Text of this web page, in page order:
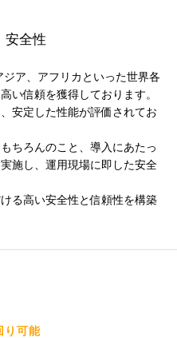
安全性
ア、アフリカといった世界各
い信頼を獲得しております。
安定した性能が評価されてお
ちろんのこと、導入にあたっ
施し、運用現場に即した安全
る高い安全性と信頼性を構築
り可能
名 必須